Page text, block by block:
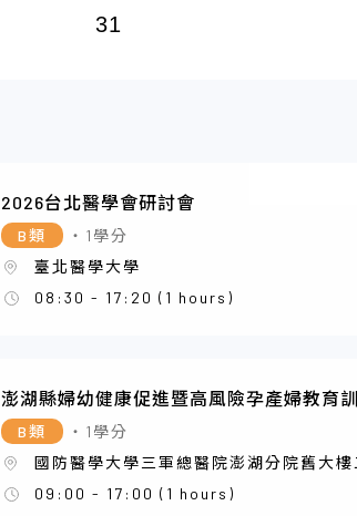
2026台北醫學會研討會
B類
・1學分
臺北醫學大學
08:30 - 17:20 (1 hours)
澎湖縣婦幼健康促進暨高風險孕產婦教育
B類
・1學分
國防醫學大學三軍總醫院澎湖分院舊大樓
09:00 - 17:00 (1 hours)
31